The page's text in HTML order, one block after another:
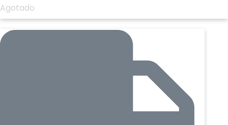
barcos.
Esta expansión incluye todos los escenarios que
originalmente aparecían en la expansión
Grises
Cazador de Sueños
una sola caja, junto con contenido de campaña
1 reglamento de campaña, 30 cartas de Misión, 288
originalactual
Agotado